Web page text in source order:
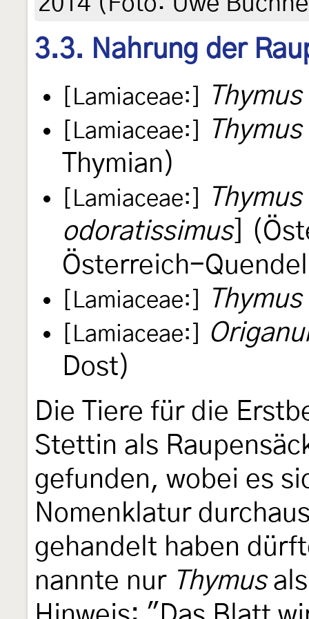
3.3. Nahrung der
[Lamiaceae:]
[Lamiaceae:]
Thymian)
[Lamiaceae:]
odoratissimus]
Österreich-
[Lamiaceae:] Thymus
[Lamiaceae:]
Dost)
Die Tiere für die
Stettin als
gefunden, wobei es
Nomenklatur
gehandelt haben
nannte nur Thymusals